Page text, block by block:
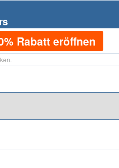
Rabatt eröffnen